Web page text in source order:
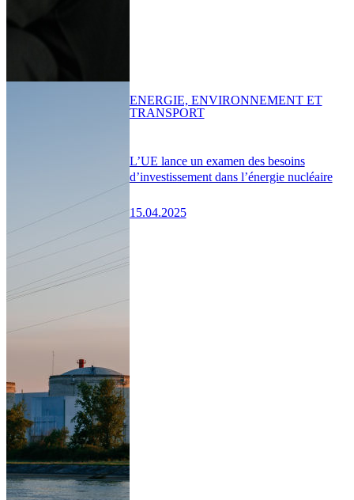
L’UE lance un examen des besoins
d’investissement dans l’énergie nucléaire
15.04.2025
ENERGIE, ENVIRONNEMENT ET
TRANSPORT